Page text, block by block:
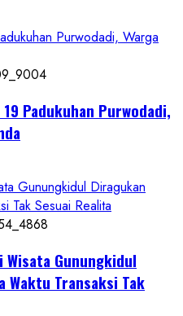
Purwodadi, Warga
Padukuhan Purwodadi,
Gunungkidul Diragukan
Tak Sesuai Realita
Gunungkidul
Waktu Transaksi Tak